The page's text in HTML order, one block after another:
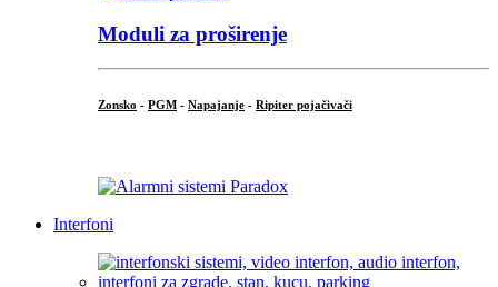
Moduli za proširenje
Zonsko - PGM - Napajanje - Ripiter pojačivači
Interfoni